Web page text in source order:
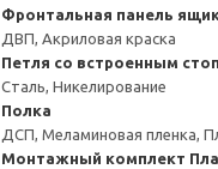
Фронтальная панель
ДВП, Акриловая краска
Петля со встроенным
Сталь, Никелирование
Полка
ДСП, Меламиновая пленка,
Монтажный комплект